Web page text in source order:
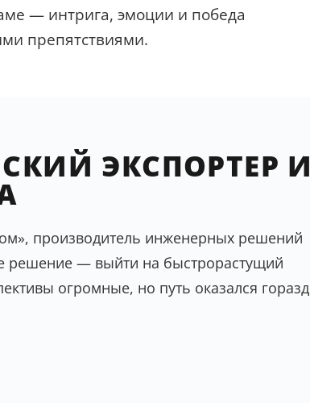
— интрига, эмоции и победа
препятствиями.
ЭКСПОРТЕР И
производитель инженерных решений
решение — выйти на быстрорастущий
огромные, но путь оказался